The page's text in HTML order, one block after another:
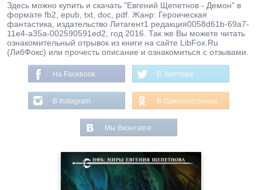
Здесь можно купить и скачать "Евгений Щепетнов - Демон" в
формате fb2, epub, txt, doc, pdf. Жанр: Героическая
фантастика, издательство Литагент1 редакция0058d61b-69a7-
11e4-a35a-002590591ed2, год 2016. Так же Вы можете читать
ознакомительный отрывок из книги на сайте LibFox.Ru
(ЛибФокс) или прочесть описание и ознакомиться с отзывами.
На Facebook В Твиттере
В Instagram В Одноклассниках
Мы Вконтакте